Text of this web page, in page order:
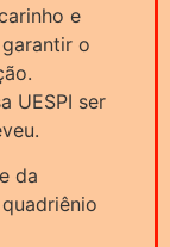
e
o
UESPI ser
da